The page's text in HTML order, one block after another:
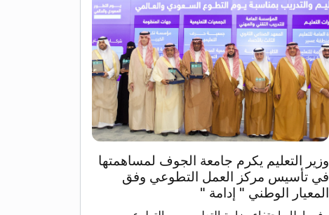
وزير التعليم يكرم جامعة الجوف لمساهمتها
في تأسيس مركز العمل التطوعي وفق
المعيار الوطني " إدامة "